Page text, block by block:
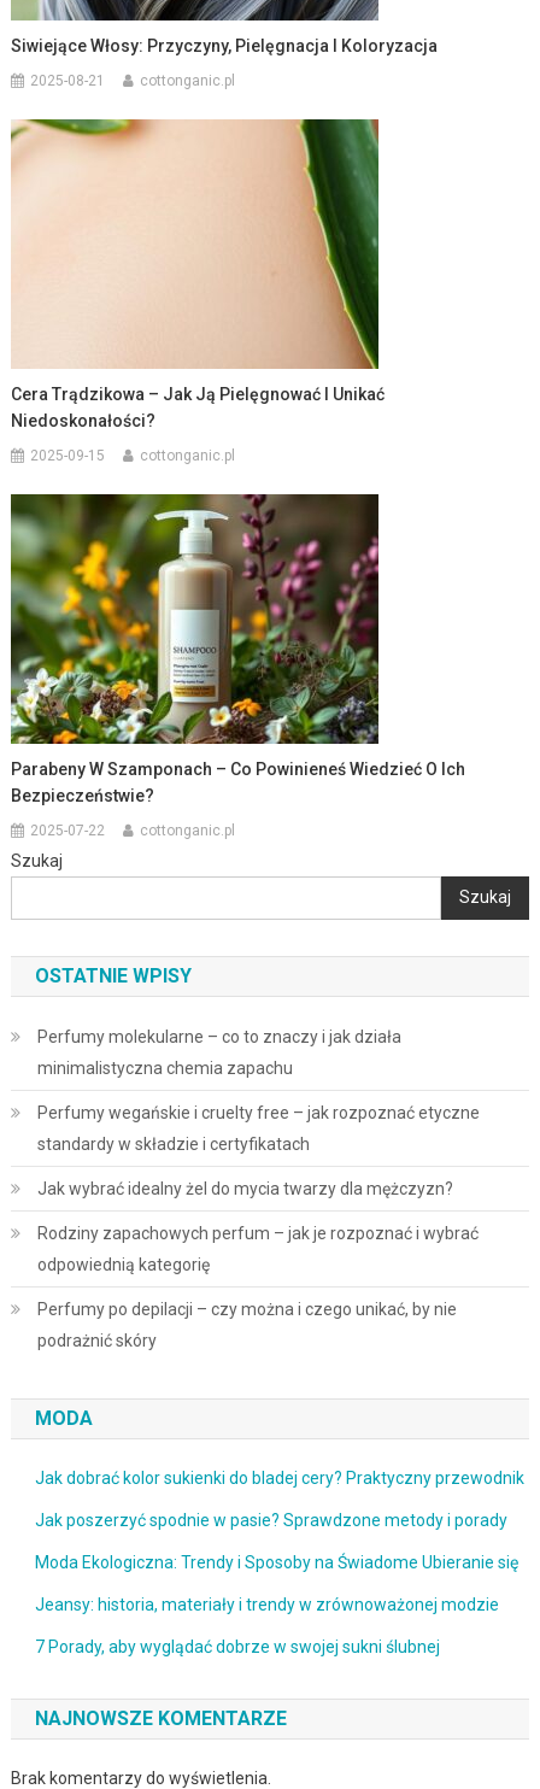
Siwiejące Włosy: Przyczyny, Pielęgnacja I Koloryzacja
2025-08-21 cottonganic.pl
Cera Trądzikowa – Jak Ją Pielęgnować I Unikać
Niedoskonałości?
2025-09-15 cottonganic.pl
Parabeny W Szamponach – Co Powinieneś Wiedzieć O Ich
Bezpieczeństwie?
2025-07-22 cottonganic.pl
Szukaj
Szukaj
OSTATNIE WPISY
Perfumy molekularne – co to znaczy i jak działa
minimalistyczna chemia zapachu
Perfumy wegańskie i cruelty free – jak rozpoznać etyczne
standardy w składzie i certyfikatach
Jak wybrać idealny żel do mycia twarzy dla mężczyzn?
Rodziny zapachowych perfum – jak je rozpoznać i wybrać
odpowiednią kategorię
Perfumy po depilacji – czy można i czego unikać, by nie
podrażnić skóry
MODA
Jak dobrać kolor sukienki do bladej cery? Praktyczny przewodnik
Jak poszerzyć spodnie w pasie? Sprawdzone metody i porady
Moda Ekologiczna: Trendy i Sposoby na Świadome Ubieranie się
Jeansy: historia, materiały i trendy w zrównoważonej modzie
7 Porady, aby wyglądać dobrze w swojej sukni ślubnej
NAJNOWSZE KOMENTARZE
Brak komentarzy do wyświetlenia.